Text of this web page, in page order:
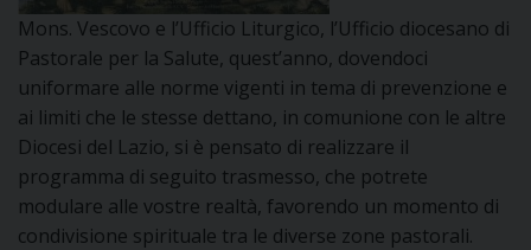
PRIVACY
COOKIE POLICY
Mons. Vescovo e l’Ufficio Liturgico, l’Ufficio diocesano di
Pastorale per la Salute, quest’anno, dovendoci
uniformare alle norme vigenti in tema di prevenzione e
ai limiti che le stesse dettano, in comunione con le altre
Diocesi del Lazio, si è pensato di realizzare il
programma di seguito trasmesso, che potrete
modulare alle vostre realtà, favorendo un momento di
condivisione spirituale tra le diverse zone pastorali.